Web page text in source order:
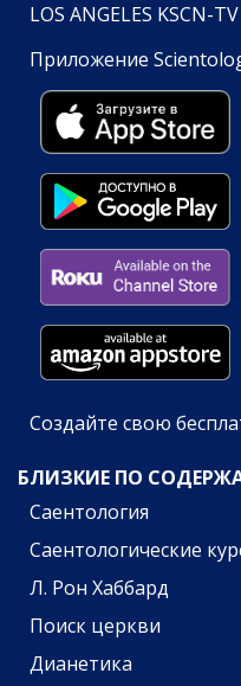
LOS ANGELES KSCN-TV
Приложение
Создайте свою
БЛИЗКИЕ ПО
Саентология
Саентологические
Л. Рон Хаббард
Поиск церкви
Дианетика